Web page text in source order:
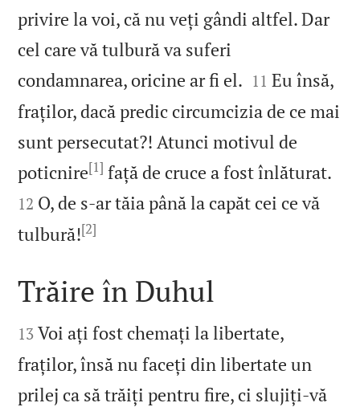
privire la voi, că nu veți gândi altfel. Dar
cel care vă tulbură va suferi
condamnarea, oricine ar fi el. 

11 Eu însă,
fraților, dacă predic circumcizia de ce mai
sunt persecutat?! Atunci motivul de
poticnire[1] față de cruce a fost înlăturat.
12 O, de s‑ar tăia până la capăt cei ce vă
tulbură![2]

Trăire în Duhul

13 Voi ați fost chemați la libertate,
fraților, însă nu faceți din libertate un
prilej ca să trăiți pentru fire, ci slujiți‑vă